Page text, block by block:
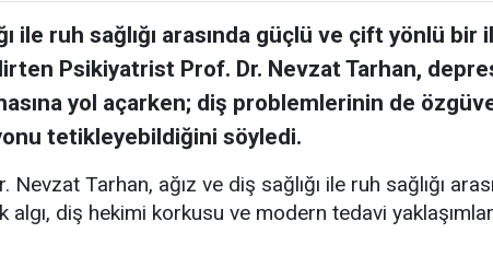
ile ruh sağlığı arasında güçlü ve çift yönlü bir
Psikiyatrist Prof. Dr. Nevzat Tarhan,
yol açarken; diş problemlerinin de
tetikleyebildiğini söyledi.
Tarhan, ağız ve diş sağlığı ile ruh sağlığı
algı, diş hekimi korkusu ve modern tedavi